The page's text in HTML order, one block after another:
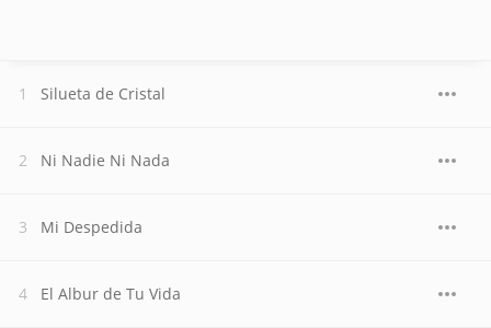
Silueta de Cristal
Ni Nadie Ni Nada
Mi Despedida
El Albur de Tu Vida